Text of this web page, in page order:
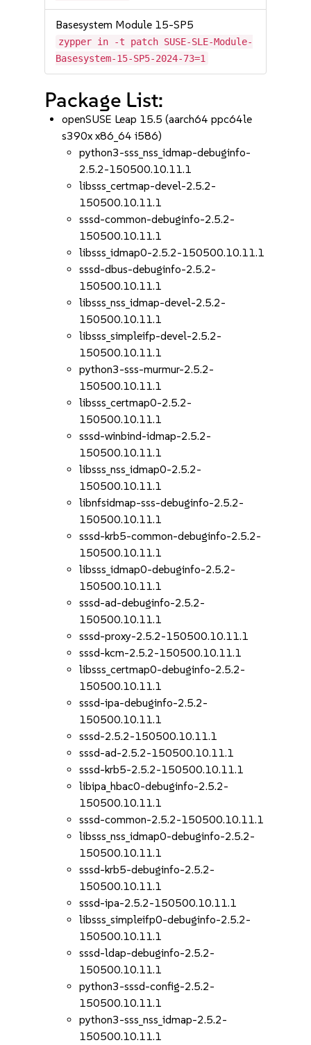
Basesystem Module 15-SP5
zypper in -t patch SUSE-SLE-Module-
Basesystem-15-SP5-2024-73=1
Package List:
openSUSE Leap 15.5 (aarch64 ppc64le
s390x x86_64 i586)
python3-sss_nss_idmap-debuginfo-
2.5.2-150500.10.11.1
libsss_certmap-devel-2.5.2-
150500.10.11.1
sssd-common-debuginfo-2.5.2-
150500.10.11.1
libsss_idmap0-2.5.2-150500.10.11.1
sssd-dbus-debuginfo-2.5.2-
150500.10.11.1
libsss_nss_idmap-devel-2.5.2-
150500.10.11.1
libsss_simpleifp-devel-2.5.2-
150500.10.11.1
python3-sss-murmur-2.5.2-
150500.10.11.1
libsss_certmap0-2.5.2-
150500.10.11.1
sssd-winbind-idmap-2.5.2-
150500.10.11.1
libsss_nss_idmap0-2.5.2-
150500.10.11.1
libnfsidmap-sss-debuginfo-2.5.2-
150500.10.11.1
sssd-krb5-common-debuginfo-2.5.2-
150500.10.11.1
libsss_idmap0-debuginfo-2.5.2-
150500.10.11.1
sssd-ad-debuginfo-2.5.2-
150500.10.11.1
sssd-proxy-2.5.2-150500.10.11.1
sssd-kcm-2.5.2-150500.10.11.1
libsss_certmap0-debuginfo-2.5.2-
150500.10.11.1
sssd-ipa-debuginfo-2.5.2-
150500.10.11.1
sssd-2.5.2-150500.10.11.1
sssd-ad-2.5.2-150500.10.11.1
sssd-krb5-2.5.2-150500.10.11.1
libipa_hbac0-debuginfo-2.5.2-
150500.10.11.1
sssd-common-2.5.2-150500.10.11.1
libsss_nss_idmap0-debuginfo-2.5.2-
150500.10.11.1
sssd-krb5-debuginfo-2.5.2-
150500.10.11.1
sssd-ipa-2.5.2-150500.10.11.1
libsss_simpleifp0-debuginfo-2.5.2-
150500.10.11.1
sssd-ldap-debuginfo-2.5.2-
150500.10.11.1
python3-sssd-config-2.5.2-
150500.10.11.1
python3-sss_nss_idmap-2.5.2-
150500.10.11.1